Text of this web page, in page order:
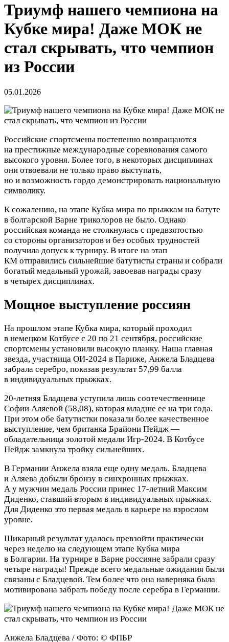
Триумф нашего чемпиона на
Кубке мира! Даже МОК не
стал скрывать, что чемпион
из России
05.01.2026
Российские спортсмены постепенно возвращаются
на престижные международные соревнования самого
высокого уровня. Более того, в некоторых дисциплинах
они отвоевали не только право выступать,
но и возможность гордо демонстрировать национальную
символику.
К сожалению, на этапе Кубка мира по прыжкам на батуте
в болгарской Варне триколоров не было. Однако
российская команда не столкнулась с предвзятостью
со стороны организаторов и без особых трудностей
получила допуск к турниру. В итоге на этап
КМ отправились сильнейшие батутисты страны и собрали
богатый медальный урожай, завоевав награды сразу
в четырех дисциплинах.
Мощное выступление россиян
На прошлом этапе Кубка мира, который проходил
в немецком Котбусе с 20 по 21 сентября, российские
спортсмены установили высокую планку. Наша главная
звезда, участница ОИ-2024 в Париже, Анжела Бладцева
забрала серебро, показав результат 57,99 балла
в индивидуальных прыжках.
20-летняя Бладцева уступила лишь соотечественнице
Софии Аляевой (58,08), которая младше ее на три года.
При этом обе батутистки показали более качественное
выступление, чем британка Брайони Пейдж —
обладательница золотой медали Игр-2024. В Котбусе
Пейдж замкнула тройку сильнейших.
В Германии Анжела взяла еще одну медаль. Бладцева
и Аляева добыли бронзу в синхронных прыжках.
А у мужчин медаль России принес 17-летний Максим
Диденко, ставший вторым в индивидуальных прыжках.
Для Диденко это первая медаль в карьере на взрослом
уровне.
Шикарный результат удалось превзойти практически
через неделю на следующем этапе Кубка мира
в Болгарии. На турнире в Варне россияне забрали сразу
четыре награды! Прежде всего медальные ожидания были
связаны с Бладцевой. Тем более что она наверняка была
мотивирована забрать победу после серебра в Германии.
Анжела Бладцева / Фото: © ФПБР